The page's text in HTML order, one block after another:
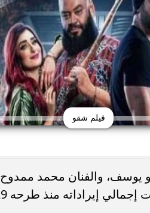
فيلم شقو
يوسف، والفنان محمد